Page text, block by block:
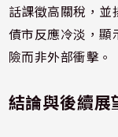
話課徵高關稅，
債市反應冷淡，顯
險而非外部衝擊。
結論與後續展